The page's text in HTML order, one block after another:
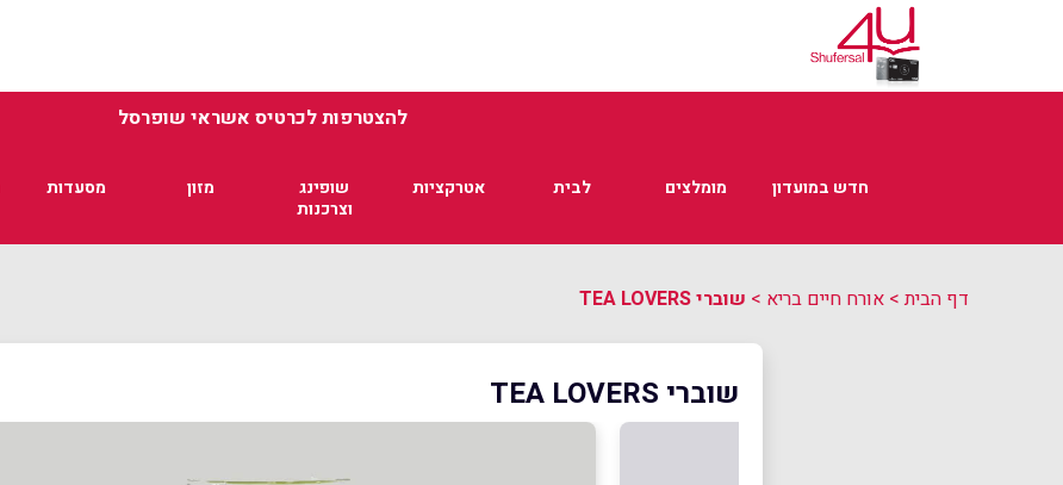
להצטרפות לכרטיס אשראי שופרסל
חדש במועדון מומלצים לבית אטרקציות
שופינג
וצרכנות
מזון מסעדות
דף הבית> אורח חיים בריא > שוברי TEA LOVERS
שוברי TEA LOVERS